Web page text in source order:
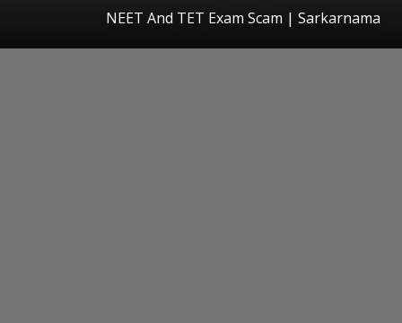
NEET And TET Exam Scam | Sarkarnama